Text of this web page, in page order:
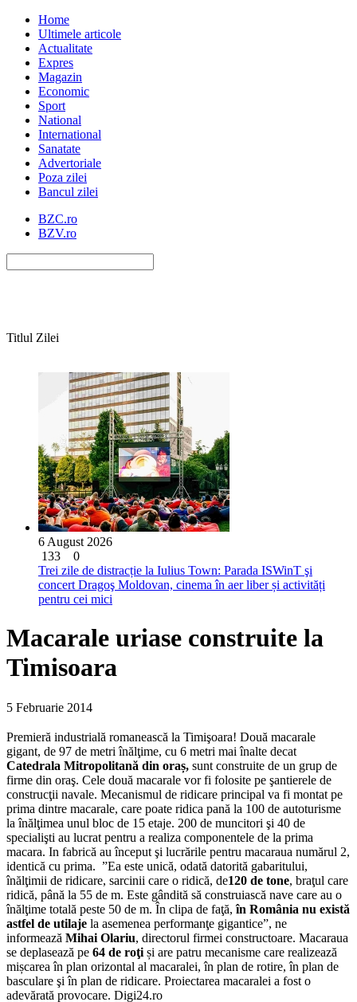
Home
Ultimele articole
Actualitate
Expres
Magazin
Economic
Sport
National
International
Sanatate
Advertoriale
Poza zilei
Bancul zilei
BZC.ro
BZV.ro
Titlul Zilei
6 August 2026
133
0
Trei zile de distracție la Iulius Town: Parada ISWinT şi
concert Dragoş Moldovan, cinema în aer liber și activități
pentru cei mici
Macarale uriase construite la
Timisoara
5 Februarie 2014
Premieră industrială romanească la Timişoara! Două macarale
gigant, de 97 de metri înălţime, cu 6 metri mai înalte decat
Catedrala Mitropolitană din oraș, sunt construite de un grup de
firme din oraş. Cele două macarale vor fi folosite pe şantierele de
construcţii navale. Mecanismul de ridicare principal va fi montat pe
prima dintre macarale, care poate ridica pană la 100 de autoturisme
la înălţimea unul bloc de 15 etaje. 200 de muncitori şi 40 de
specialişti au lucrat pentru a realiza componentele de la prima
macara. In fabrică au început şi lucrările pentru macaraua numărul 2,
identică cu prima. ”Ea este unică, odată datorită gabaritului,
înălţimii de ridicare, sarcinii care o ridică, de120 de tone, braţul care
ridică, până la 55 de m. Este gândită să construiască nave care au o
înălţime totală peste 50 de m. În clipa de faţă, în România nu există
astfel de utilaje la asemenea performanţe gigantice”, ne
informează Mihai Olariu, directorul firmei constructoare. Macaraua
se deplasează pe 64 de roţi și are patru mecanisme care realizează
mișcarea în plan orizontal al macaralei, în plan de rotire, în plan de
basculare şi în plan de ridicare. Proiectarea macaralei a fost o
adevărată provocare. Digi24.ro